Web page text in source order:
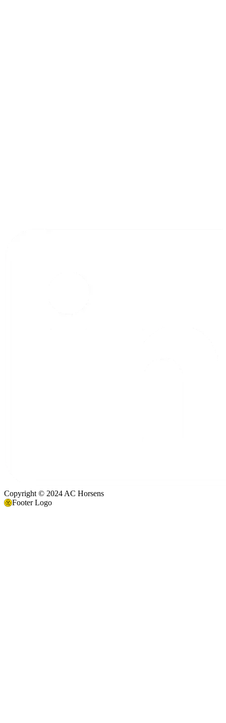
Copyright © 2024 AC Horsens
Footer Logo